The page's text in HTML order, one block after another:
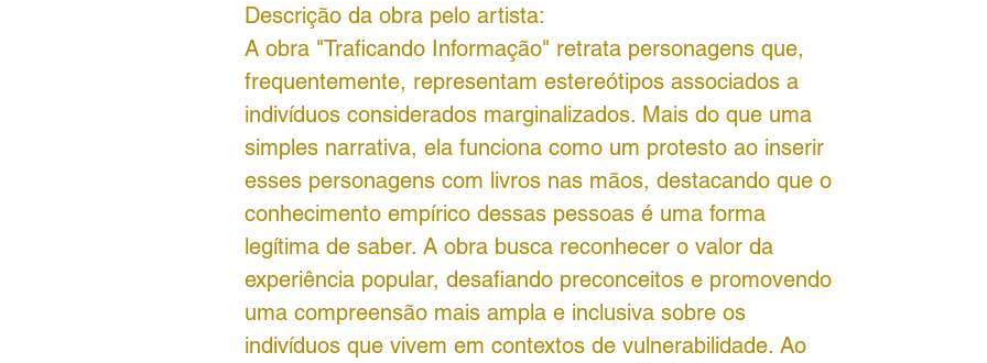
Descrição da obra pelo artista:
A obra "Traficando Informação" retrata personagens que,
frequentemente, representam estereótipos associados a
indivíduos considerados marginalizados. Mais do que uma
simples narrativa, ela funciona como um protesto ao inserir
esses personagens com livros nas mãos, destacando que o
conhecimento empírico dessas pessoas é uma forma
legítima de saber. A obra busca reconhecer o valor da
experiência popular, desafiando preconceitos e promovendo
uma compreensão mais ampla e inclusiva sobre os
indivíduos que vivem em contextos de vulnerabilidade. Ao